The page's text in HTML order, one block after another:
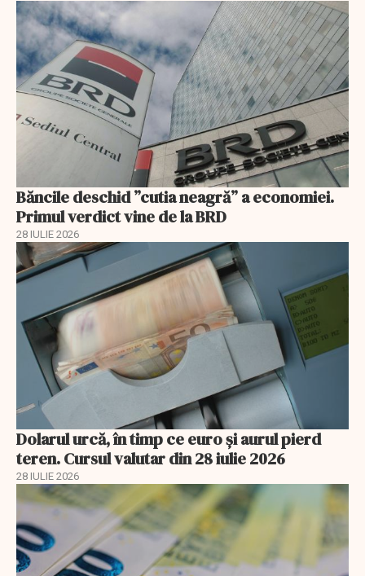
Băncile deschid ”cutia neagră” a economiei.
Primul verdict vine de la BRD
28 IULIE 2026
Dolarul urcă, în timp ce euro și aurul pierd
teren. Cursul valutar din 28 iulie 2026
28 IULIE 2026